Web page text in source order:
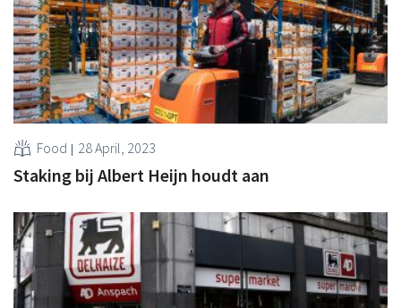
Food 28 April, 2023
Staking bij Albert Heijn houdt aan